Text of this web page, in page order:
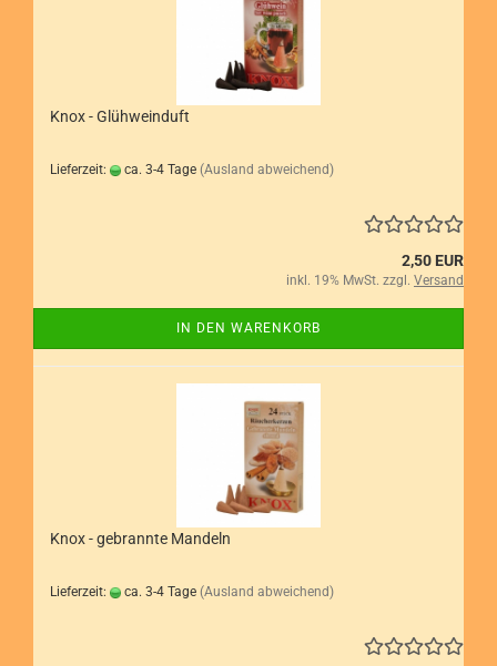
Knox - Glühweinduft
Lieferzeit: ca. 3-4 Tage (Ausland abweichend)
2,50 EUR
inkl. 19% MwSt. zzgl. Versand
IN DEN WARENKORB
Knox - gebrannte Mandeln
Lieferzeit: ca. 3-4 Tage (Ausland abweichend)